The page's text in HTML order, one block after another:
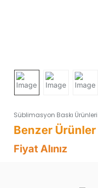
Süblimasyon Baskı Ürünleri
Fiyat Alınız